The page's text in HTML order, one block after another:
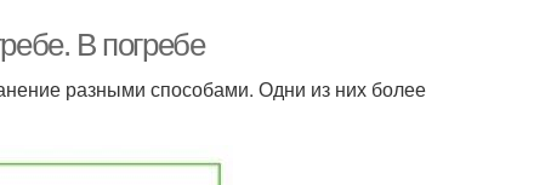
В погребе
разными способами. Одни из них более